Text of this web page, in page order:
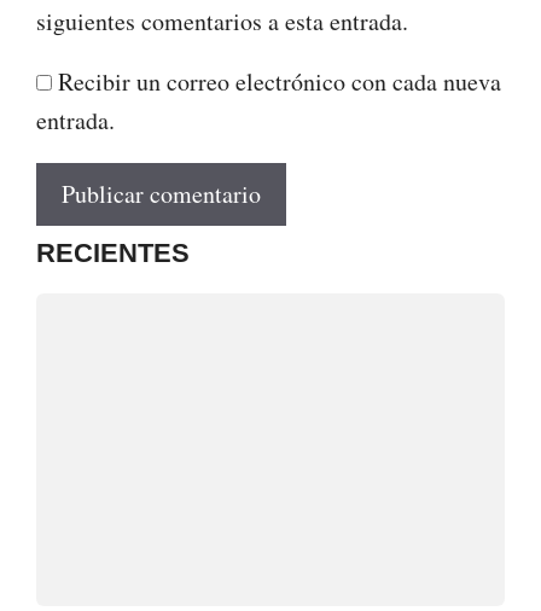
siguientes comentarios a esta entrada.
Recibir un correo electrónico con cada nueva
entrada.
RECIENTES